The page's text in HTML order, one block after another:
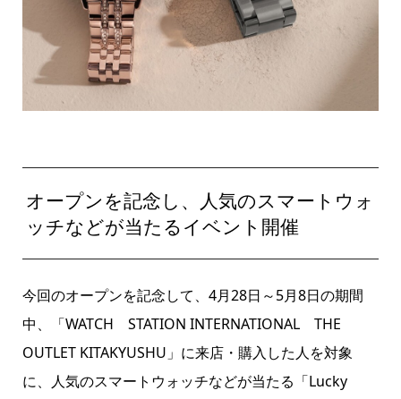
オープンを記念し、人気のスマートウォ
ッチなどが当たるイベント開催
今回のオープンを記念して、4月28日～5月8日の期間
中、「WATCH STATION INTERNATIONAL THE
OUTLET KITAKYUSHU」に来店・購入した人を対象
に、人気のスマートウォッチなどが当たる「Lucky